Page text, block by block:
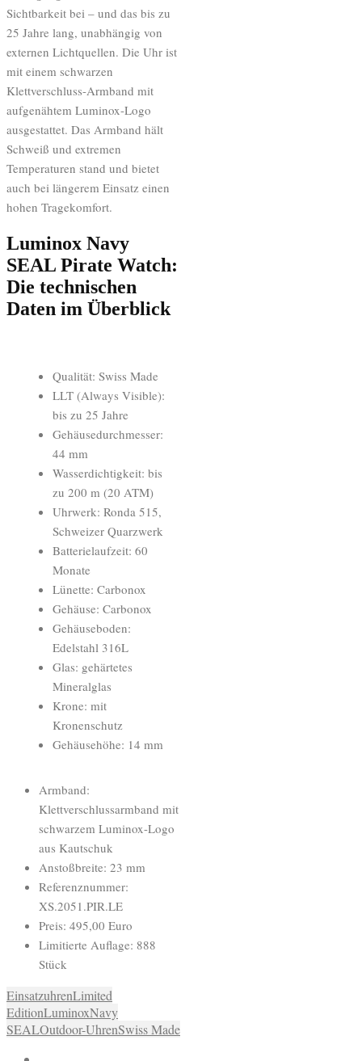
Sichtbarkeit bei – und das bis zu
25 Jahre lang, unabhängig von
externen Lichtquellen. Die Uhr ist
mit einem schwarzen
Klettverschluss-Armband mit
aufgenähtem Luminox-Logo
ausgestattet. Das Armband hält
Schweiß und extremen
Temperaturen stand und bietet
auch bei längerem Einsatz einen
hohen Tragekomfort.
Luminox Navy
SEAL Pirate Watch:
Die technischen
Daten im Überblick
Qualität: Swiss Made
LLT (Always Visible):
bis zu 25 Jahre
Gehäusedurchmesser:
44 mm
Wasserdichtigkeit: bis
zu 200 m (20 ATM)
Uhrwerk: Ronda 515,
Schweizer Quarzwerk
Batterielaufzeit: 60
Monate
Lünette: Carbonox
Gehäuse: Carbonox
Gehäuseboden:
Edelstahl 316L
Glas: gehärtetes
Mineralglas
Krone: mit
Kronenschutz
Gehäusehöhe: 14 mm
Armband:
Klettverschlussarmband mit
schwarzem Luminox-Logo
aus Kautschuk
Anstoßbreite: 23 mm
Referenznummer:
XS.2051.PIR.LE
Preis: 495,00 Euro
Limitierte Auflage: 888
Stück
EinsatzuhrenLimited
EditionLuminoxNavy
SEALOutdoor-UhrenSwiss Made